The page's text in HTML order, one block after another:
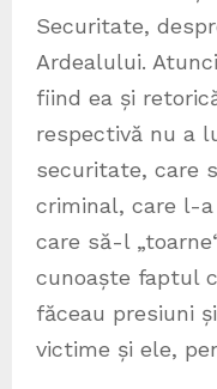
Securitate,
Ardealului.
fiind ea și
respectivă nu a
securitate, care
criminal, care l-
care să-l
cunoaște faptul
făceau presiuni
victime și ele,